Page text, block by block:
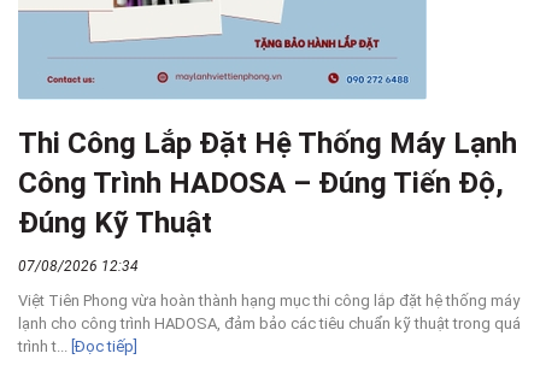
Thi Công Lắp Đặt Hệ Thống Máy Lạnh
Công Trình HADOSA – Đúng Tiến Độ,
Đúng Kỹ Thuật
07/08/2026 12:34
Việt Tiên Phong vừa hoàn thành hạng mục thi công lắp đặt hệ thống máy
lạnh cho công trình HADOSA, đảm bảo các tiêu chuẩn kỹ thuật trong quá
trình t...
[Đọc tiếp]